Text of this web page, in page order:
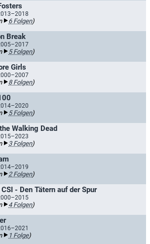
6 Folgen)
Break
5 Folgen)
Girls
8 Folgen)
5 Folgen)
Walking Dead
3 Folgen)
2 Folgen)
- Den Tätern auf der Spur
4 Folgen)
1 Folge)